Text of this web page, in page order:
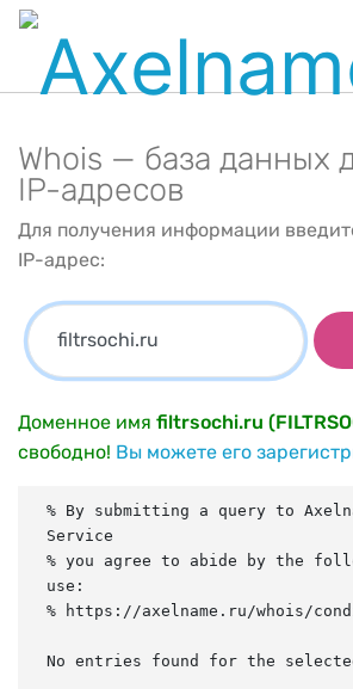
Whois — база данных
IP-адресов
Для получения информации
IP-адрес:
Доменное имя filtrsochi.ru
свободно! Вы можете его
% By submitting a query to
Service
% you agree to abide by the
use:
% https://axelname.ru/whois/
No entries found for the